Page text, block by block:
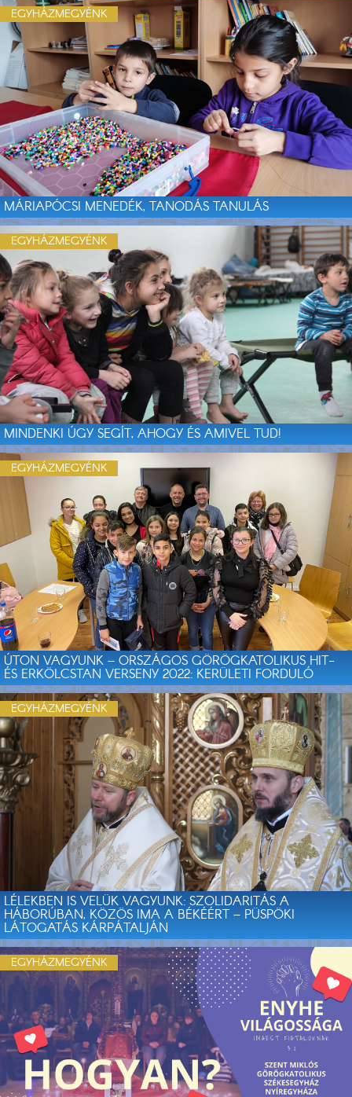
MÁRIAPÓCSI MENEDÉK, TANODÁS TANULÁS
EGYHÁZMEGYÉNK
MINDENKI ÚGY SEGÍT, AHOGY ÉS AMIVEL TUD!
EGYHÁZMEGYÉNK
ÚTON VAGYUNK – ORSZÁGOS GÖRÖGKATOLIKUS HIT-
ÉS ERKÖLCSTAN VERSENY 2022: KERÜLETI FORDULÓ
EGYHÁZMEGYÉNK
LÉLEKBEN IS VELÜK VAGYUNK: SZOLIDARITÁS A
HÁBORÚBAN, KÖZÖS IMA A BÉKÉÉRT – PÜSPÖKI
LÁTOGATÁS KÁRPÁTALJÁN
EGYHÁZMEGYÉNK
EGYHÁZMEGYÉNK